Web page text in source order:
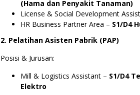
(Hama dan Penyakit Tanaman)
License & Social Development
HR Business Partner Area – S1/D4
2. Pelatihan Asisten Pabrik (PAP)
Posisi & Jurusan:
Mill & Logistics Assistant – S1/D4
Elektro